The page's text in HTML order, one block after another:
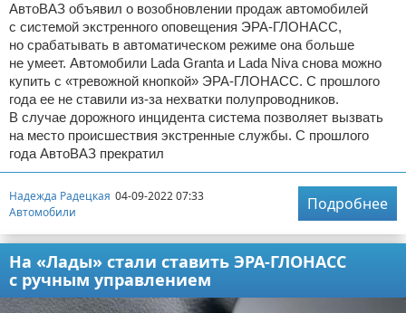
АвтоВАЗ объявил о возобновлении продаж автомобилей
с системой экстренного оповещения ЭРА-ГЛОНАСС,
но срабатывать в автоматическом режиме она больше
не умеет. Автомобили Lada Granta и Lada Niva снова можно
купить с «тревожной кнопкой» ЭРА-ГЛОНАСС. С прошлого
года ее не ставили из-за нехватки полупроводников.
В случае дорожного инцидента система позволяет вызвать
на место происшествия экстренные службы. С прошлого
года АвтоВАЗ прекратил
Надежда Радецкая 04-09-2022 07:33
Автомобили
Подробнее
На «Лады» стали ставить ЭРА-ГЛОНАСС
с ручным управлением